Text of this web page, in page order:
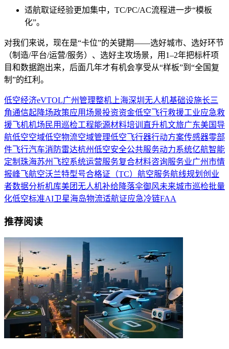
适航取证经验更加集中，TC/PC/AC流程进一步“模板
化”。
对我们来说，现在是“卡位”的关键期——选好城市、选好环节
（制造/平台/运营/服务）、选好主攻场景，用1–2年把标杆项
目和数据跑出来，后面几年才有机会享受从“样板”到“全国复
制”的红利。
低空经济eVTOL广州 管理整机 上海深圳 无人机基础设施长三
角通信起降场政策应用场景投资资金低空飞行救援工业应急救
援飞机机场 民用巡检工程能源材料培训 直升机文旅广东美国 导
航低空空域低空物流空域管理低空飞行器行动方案传感器零部
件飞行汽车消防雷达杭州低空安全公共服务动力系统亿航智能
定制 珠海苏州 飞控系统运营服务复合材料咨询服务业广州市情
报峰飞航空沃兰特型号合格证（TC） 航空服务航线规划 创业
者数据分析机库美团无人机补给 降落伞御风未来城市巡检批量
化低空标准AI卫星海岛物流适航证应急冷链FAA
推荐阅读